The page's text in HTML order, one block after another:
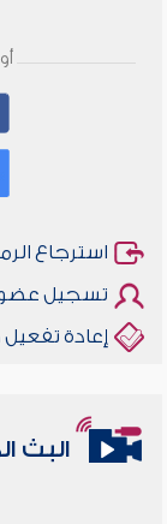
استرجاع
تسجيل
إعادة
البث